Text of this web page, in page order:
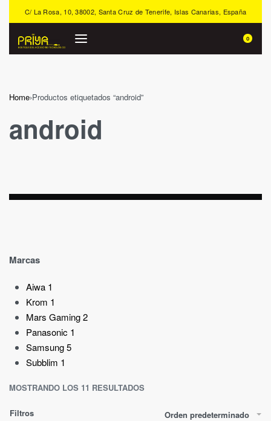
C/ La Rosa, 10, 38002, Santa Cruz de Tenerife, Islas Canarias, España
0
Home›Productos etiquetados “android”
android
Marcas
Aiwa 1
Krom 1
Mars Gaming2
Panasonic 1
Samsung5
Subblim 1
MOSTRANDO LOS 11 RESULTADOS
Orden predeterminado
Filtros